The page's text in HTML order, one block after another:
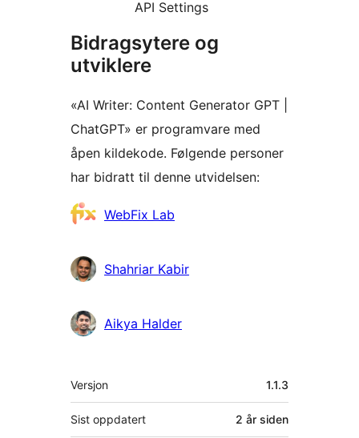
API Settings
Bidragsytere og
utviklere
«AI Writer: Content Generator GPT |
ChatGPT» er programvare med
åpen kildekode. Følgende personer
har bidratt til denne utvidelsen:
Bidragsytere
WebFix Lab
Shahriar Kabir
Aikya Halder
Meta
Versjon 1.1.3
Sist oppdatert 2 år siden